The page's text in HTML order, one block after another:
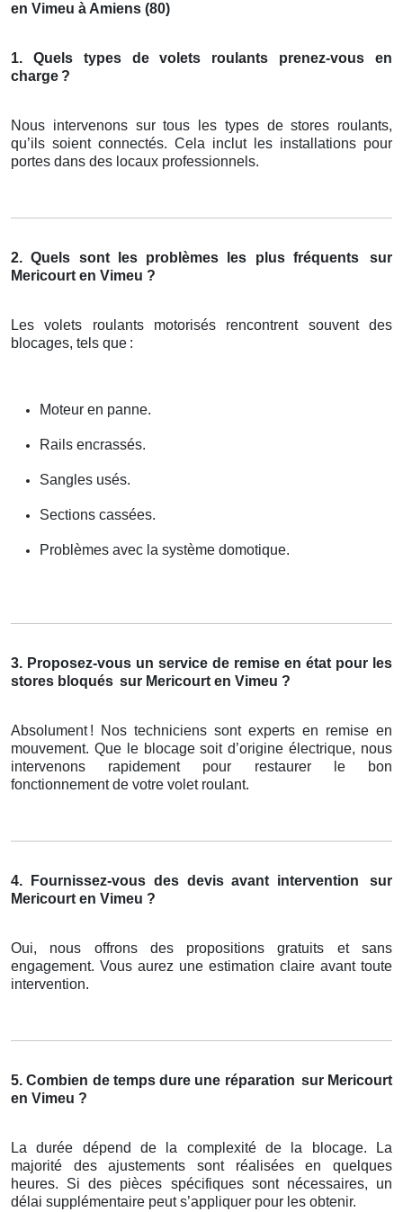
en Vimeu à Amiens (80)
1. Quels types de volets roulants prenez-vous en
charge ?
Nous intervenons sur tous les types de stores roulants,
qu’ils soient connectés. Cela inclut les installations pour
portes dans des locaux professionnels.
2. Quels sont les problèmes les plus fréquents
sur
Mericourt en Vimeu ?
Les volets roulants motorisés rencontrent souvent des
blocages, tels que :
Moteur en panne.
Rails encrassés.
Sangles usés.
Sections cassées.
Problèmes avec la système domotique.
3. Proposez-vous un service de remise en état pour les
stores bloqués sur Mericourt en Vimeu ?
Absolument ! Nos techniciens sont experts en remise en
mouvement. Que le blocage soit d’origineé lectrique, nous
intervenons rapidement pour restaurer le bon
fonctionnement de votre volet roulant.
4. Fournissez-vous des devis avant intervention
sur
Mericourt en Vimeu ?
Oui, nous offrons des propositions gratuits et sans
engagement. Vous aurez une estimation claire avant toute
intervention.
5. Combien de temps dure une réparation sur Mericourt
en Vimeu ?
La durée dépend de la complexité de la blocage. La
majorité des ajustements sont réalisées en quelques
heures. Si des pièces spécifiques sont nécessaires, un
délai supplémentaire peut s’appliquer pour les obtenir.